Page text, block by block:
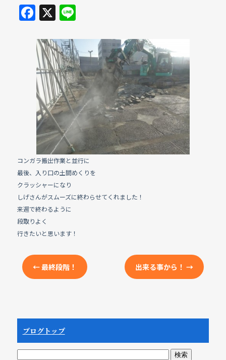
F
a
c
e
b
o
o
k
X Li
e
コンガラ搬出作業と並行に
最後、入り口の土間めくりを
クラッシャーになり
しげさんがスムーズに終わらせてくれました！
来週で終わるように
段取りよく
行きたいと思います！
←最終段階！ 出来る事から！→
ブログトップ